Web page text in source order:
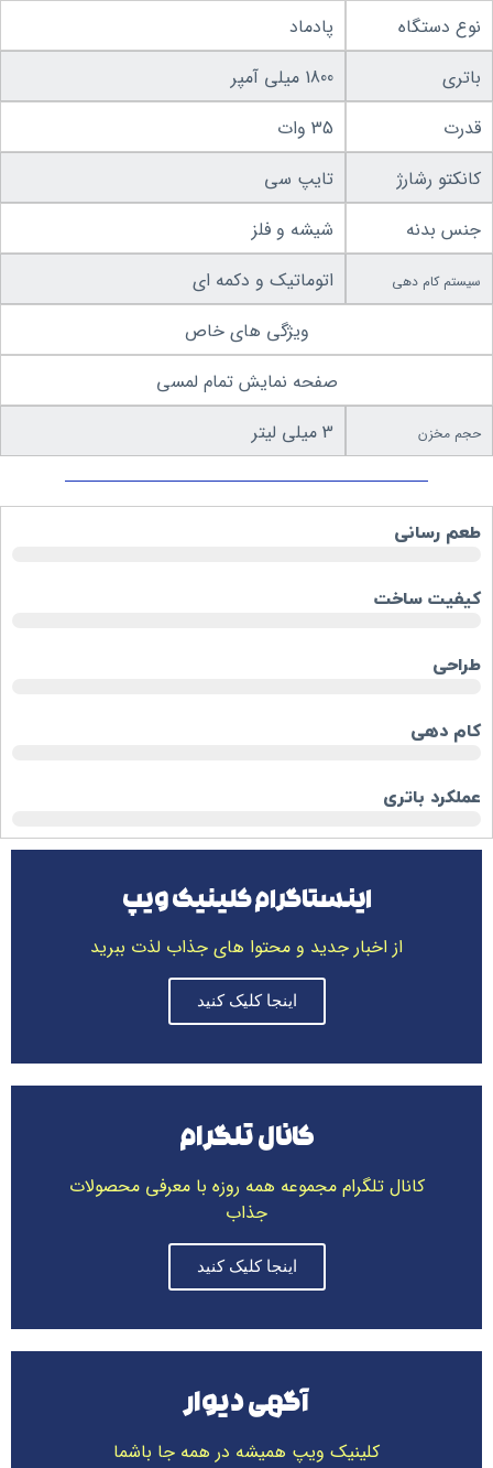
نوع دستگاه
پادماد
باتری
1800 میلی آمپر
قدرت
35 وات
کانکتو رشارژ
تایپ سی
جنس بدنه
شیشه و فلز
سیستم کام دهی
اتوماتیک و دکمه ای
ویژگی های خاص
صفحه نمایش تمام لمسی
حجم مخزن 3 میلی لیتر
طعم رسانی
کیفیت ساخت
طراحی
کام دهی
عملکرد باتری
اینستاگرام کلینیک ویپ
از اخبار جدید و محتوا های جذاب لذت ببرید
اینجا کلیک کنید
کانال تلگرام
کانال تلگرام مجموعه همه روزه با معرفی محصولات
جذاب
اینجا کلیک کنید
آگهی دیوار
کلینیک ویپ همیشه در همه جا باشما